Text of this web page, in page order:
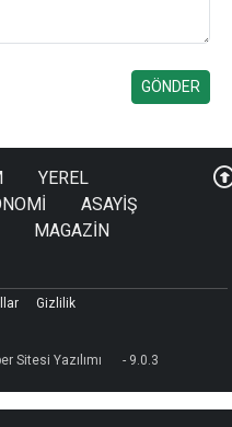
YEREL
ASAYİŞ
MAGAZİN
Sitesi Yazılımı - 9.0.3
Gizlilik